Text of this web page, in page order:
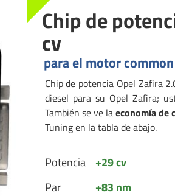
Chip de
cv
para el motor
Chip de potencia Opel Zafira
diesel para su Opel Zafira;
También se ve laeconomía de
Tuning en la tabla de abajo.
Potencia
+29 cv
Par
+83 nm